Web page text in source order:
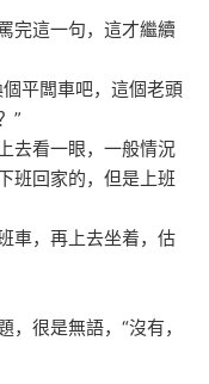
天賦很強。
車後跟着一輛車去上
住了他，“小夥子你是
這一句，這才繼續
平闆車吧，這個老頭
去看一眼，一般情況
回家的，但是上班